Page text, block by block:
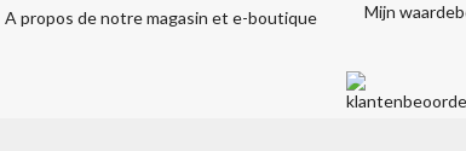
A propos de notre magasin et e-boutique
Mijn